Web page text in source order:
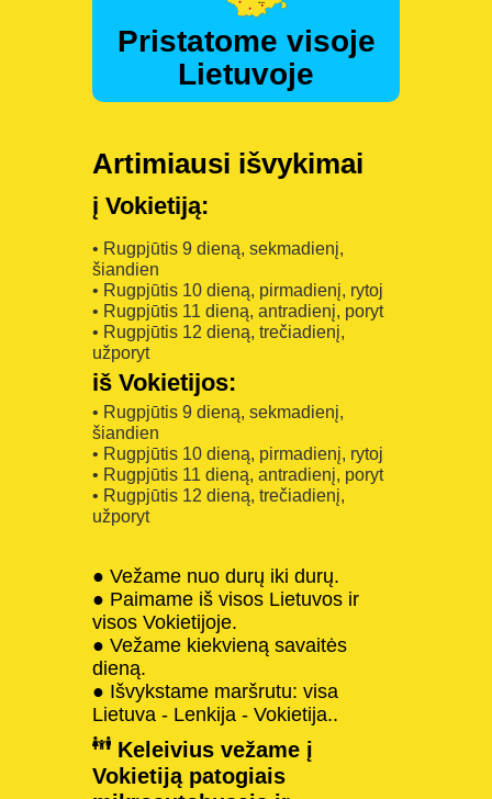
Pristatome visoje
Lietuvoje
Artimiausi išvykimai
į Vokietiją:
• Rugpjūtis 9 dieną, sekmadienį,
šiandien
• Rugpjūtis 10 dieną, pirmadienį, rytoj
• Rugpjūtis 11 dieną, antradienį, poryt
• Rugpjūtis 12 dieną, trečiadienį,
užporyt
iš Vokietijos:
• Rugpjūtis 9 dieną, sekmadienį,
šiandien
• Rugpjūtis 10 dieną, pirmadienį, rytoj
• Rugpjūtis 11 dieną, antradienį, poryt
• Rugpjūtis 12 dieną, trečiadienį,
užporyt
● Vežame nuo durų iki durų.
● Paimame iš visos Lietuvos ir
visos Vokietijoje.
● Vežame kiekvieną savaitės
dieną.
● Išvykstame maršrutu: visa
Lietuva - Lenkija - Vokietija..
Keleivius vežame į
Vokietiją patogiais